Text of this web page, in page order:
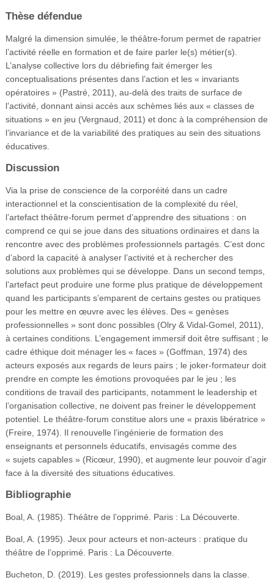
Thèse défendue
Malgré la dimension simulée, le théâtre-forum permet de rapatrier
l’activité réelle en formation et de faire parler le(s) métier(s).
L’analyse collective lors du débriefing fait émerger les
conceptualisations présentes dans l’action et les « invariants
opératoires » (Pastré, 2011), au-delà des traits de surface de
l’activité, donnant ainsi accès aux schèmes liés aux « classes de
situations » en jeu (Vergnaud, 2011) et donc à la compréhension de
l’invariance et de la variabilité des pratiques au sein des situations
éducatives.
Discussion
Via la prise de conscience de la corporéité dans un cadre
interactionnel et la conscientisation de la complexité du réel,
l’artefact théâtre-forum permet d’apprendre des situations : on
comprend ce qui se joue dans des situations ordinaires et dans la
rencontre avec des problèmes professionnels partagés. C’est donc
d’abord la capacité à analyser l’activité et à rechercher des
solutions aux problèmes qui se développe. Dans un second temps,
l’artefact peut produire une forme plus pratique de développement
quand les participants s’emparent de certains gestes ou pratiques
pour les mettre en œuvre avec les élèves. Des « genèses
professionnelles » sont donc possibles (Olry & Vidal-Gomel, 2011),
à certaines conditions. L’engagement immersif doit être suffisant ; le
cadre éthique doit ménager les « faces » (Goffman, 1974) des
acteurs exposés aux regards de leurs pairs ; le joker-formateur doit
prendre en compte les émotions provoquées par le jeu ; les
conditions de travail des participants, notamment le leadership et
l’organisation collective, ne doivent pas freiner le développement
potentiel. Le théâtre-forum constitue alors une « praxis libératrice »
(Freire, 1974). Il renouvelle l’ingénierie de formation des
enseignants et personnels éducatifs, envisagés comme des
« sujets capables » (Ricœur, 1990), et augmente leur pouvoir d’agir
face à la diversité des situations éducatives.
Bibliographie
Boal, A. (1985). Théâtre de l’opprimé. Paris : La Découverte.
Boal, A. (1995). Jeux pour acteurs et non-acteurs : pratique du
théâtre de l’opprimé. Paris : La Découverte.
Bucheton, D. (2019). Les gestes professionnels dans la classe.